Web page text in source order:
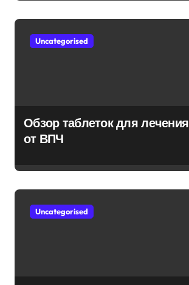
Uncategorised
Обзор таблеток для лечения
от ВПЧ
Uncategorised